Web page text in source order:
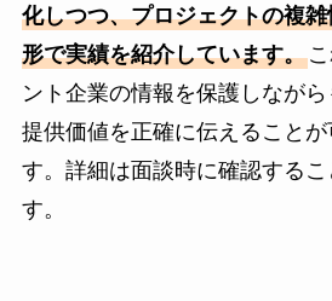
化しつつ、プロジェクトの複
形で実績を紹介しています。
ント企業の情報を保護しなが
提供価値を正確に伝えること
す。詳細は面談時に確認する
す。